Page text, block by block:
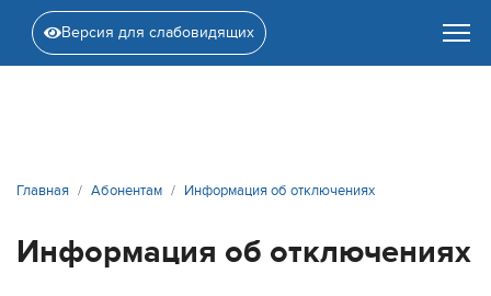
Версия для слабовидящих
Главная Абонентам Информация об отключениях
Информация об отключениях